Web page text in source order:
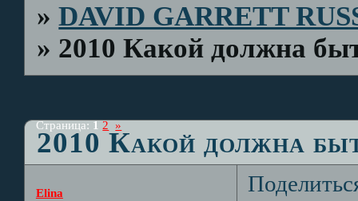
»DAVID GARRETT
» 2010 Какой должна
2010 Какой должна
Страница:1 2 »
Elina